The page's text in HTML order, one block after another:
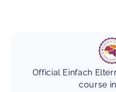
Official Einfach
course